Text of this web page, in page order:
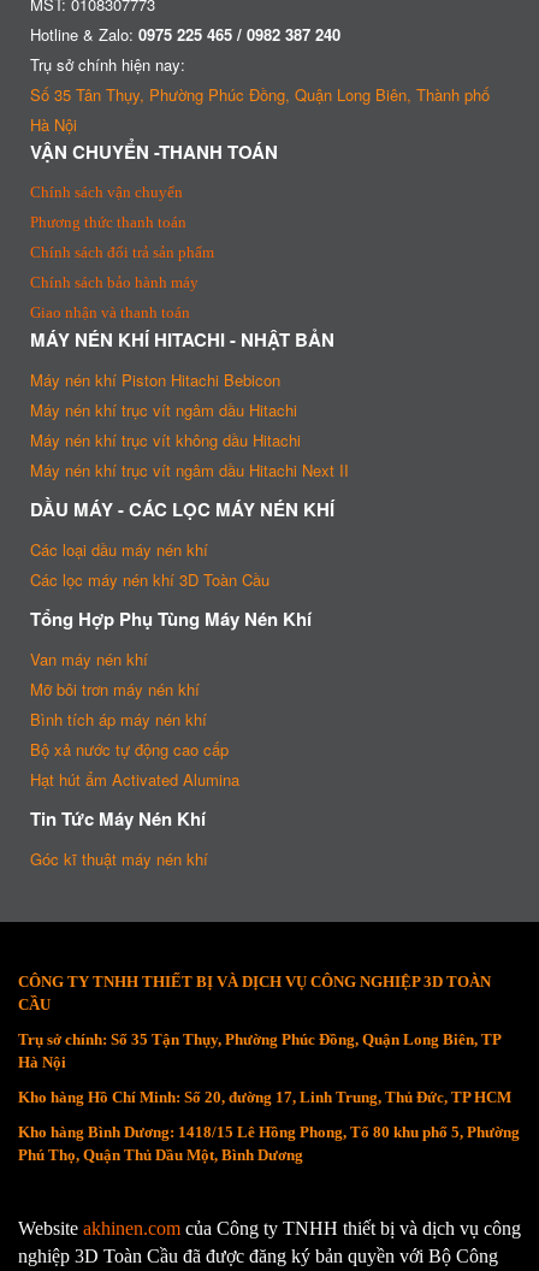
Hotline & Zalo: 0975 225 465 / 0982 387 240
Trụ sở chính hiện nay:
Số 35 Tân Thụy, Phường Phúc Đồng, Quận Long Biên, Thành phố
Hà Nội
VẬN CHUYỂN -THANH TOÁN
Chính sách vận chuyển
Phương thức thanh toán
Chính sách đổi trả sản phẩm
Chính sách bảo hành máy
Giao nhận và thanh toán
MÁY NÉN KHÍ HITACHI - NHẬT BẢN
Máy nén khí Piston Hitachi Bebicon
Máy nén khí trục vít ngâm dầu Hitachi
Máy nén khí trục vít không dầu Hitachi
Máy nén khí trục vít ngâm dầu Hitachi Next II
DẦU MÁY - CÁC LỌC MÁY NÉN KHÍ
Các loại dầu máy nén khí
Các lọc máy nén khí 3D Toàn Cầu
Tổng Hợp Phụ Tùng Máy Nén Khí
Van máy nén khí
Mỡ bôi trơn máy nén khí
Bình tích áp máy nén khí
Bộ xả nước tự động cao cấp
Hạt hút ẩm Activated Alumina
Tin Tức Máy Nén Khí
Góc kĩ thuật máy nén khí
CÔNG TY TNHH THIẾT BỊ VÀ DỊCH VỤ CÔNG NGHIỆP 3D TOÀN
CẦU
Trụ sở chính: Số 35 Tận Thụy, Phường Phúc Đồng, Quận Long Biên, TP
Hà Nội
Kho hàng Hồ Chí Minh: Số 20, đường 17, Linh Trung, Thủ Đức, TP HCM
Kho hàng Bình Dương: 1418/15 Lê Hồng Phong, Tổ 80 khu phố 5, Phường
Phú Thọ, Quận Thủ Dầu Một, Bình Dương
Website akhinen.com của Công ty TNHH thiết bị và dịch vụ công
nghiệp 3D Toàn Cầu đã được đăng ký bản quyền với Bộ Công